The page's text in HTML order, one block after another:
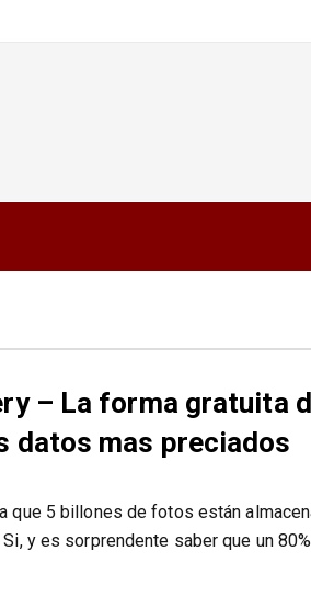
– La forma gratuita
datos mas preciados
que 5 billones de fotos están
y es sorprendente saber que un